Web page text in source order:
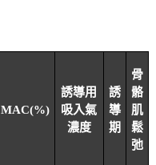
MAC(%)
誘導用
吸入氣
濃度
誘
導
期
骨
骼
肌
鬆
弛